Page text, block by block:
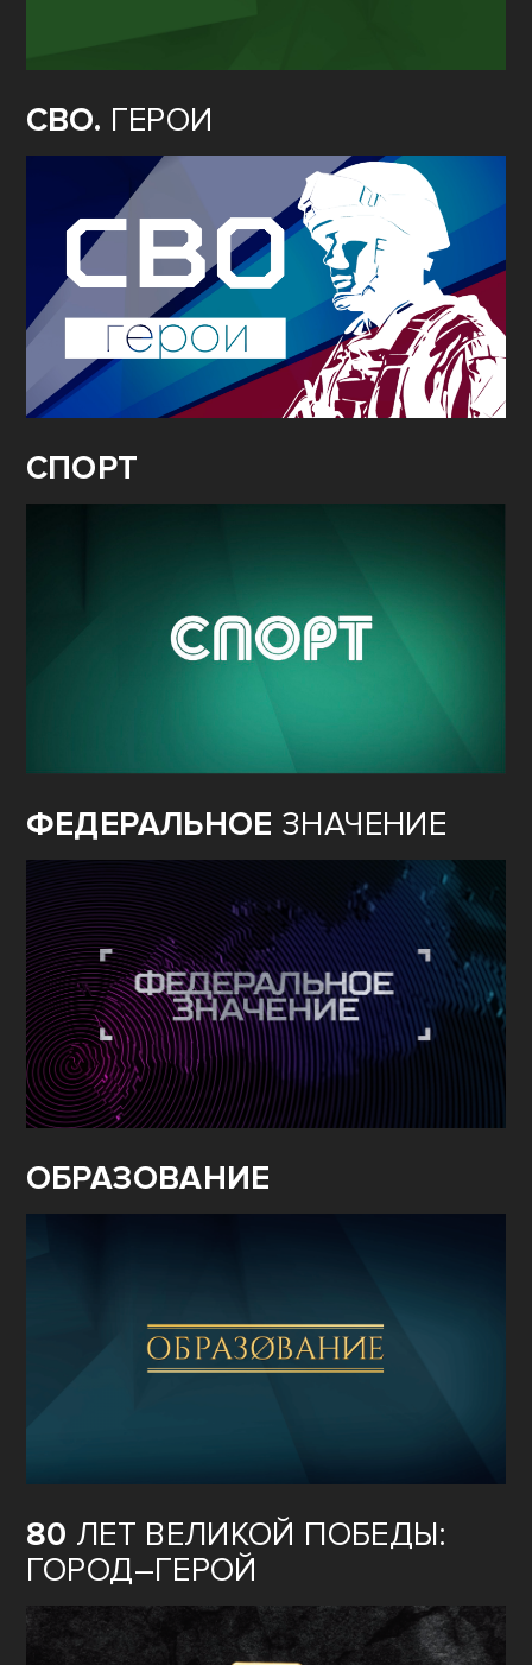
СВО. ГЕРОИ
СПОРТ
ФЕДЕРАЛЬНОЕ ЗНАЧЕНИЕ
ОБРАЗОВАНИЕ
80 ЛЕТ ВЕЛИКОЙ ПОБЕДЫ:
ГОРОД–ГЕРОЙ